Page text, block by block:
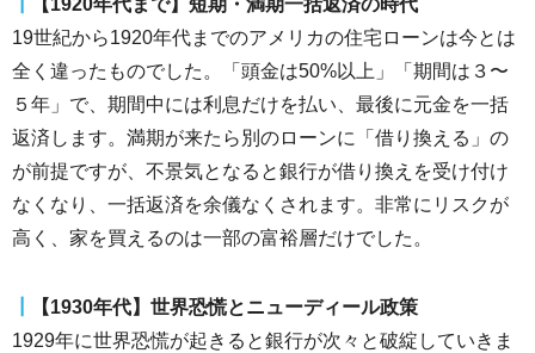
19世紀から1920年代までのアメリカの住宅ローンは今とは
全く違ったものでした。「頭金は50%以上」「期間は３〜
５年」で、期間中には利息だけを払い、最後に元金を一括
返済します。満期が来たら別のローンに「借り換える」の
が前提ですが、不景気となると銀行が借り換えを受け付け
なくなり、一括返済を余儀なくされます。非常にリスクが
高く、家を買えるのは一部の富裕層だけでした。
【1930年代】世界恐慌とニューディール政策
1929年に世界恐慌が起きると銀行が次々と破綻していきま